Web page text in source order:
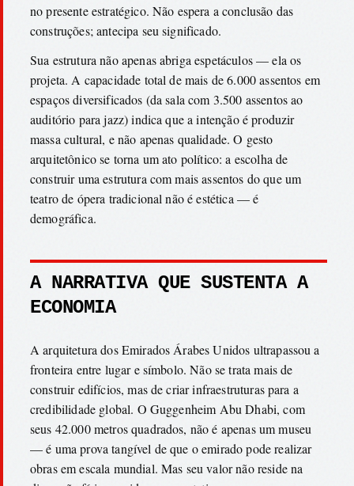
no presente estratégico. Não espera a conclusão das
construções; antecipa seu significado.
Sua estrutura não apenas abriga espetáculos — ela os
projeta. A capacidade total de mais de 6.000 assentos em
espaços diversificados (da sala com 3.500 assentos ao
auditório para jazz) indica que a intenção é produzir
massa cultural, e não apenas qualidade. O gesto
arquitetônico se torna um ato político: a escolha de
construir uma estrutura com mais assentos do que um
teatro de ópera tradicional não é estética — é
demográfica.
A NARRATIVA QUE SUSTENTA A
ECONOMIA
A arquitetura dos Emirados Árabes Unidos ultrapassou a
fronteira entre lugar e símbolo. Não se trata mais de
construir edifícios, mas de criar infraestruturas para a
credibilidade global. O Guggenheim Abu Dhabi, com
seus 42.000 metros quadrados, não é apenas um museu
— é uma prova tangível de que o emirado pode realizar
obras em escala mundial. Mas seu valor não reside na